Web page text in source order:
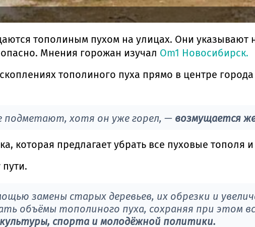
тополиным пухом на улицах. Они указывают
Мнения горожан изучал Om1 Новосибирск.
тополиного пуха прямо в центре
хотя он уже горел, — возмущается
которая предлагает убрать все пуховые тополя
замены старых деревьев, их обрезки и
объёмы тополиного пуха, сохраняя при этом
спорта и молодёжной политики.